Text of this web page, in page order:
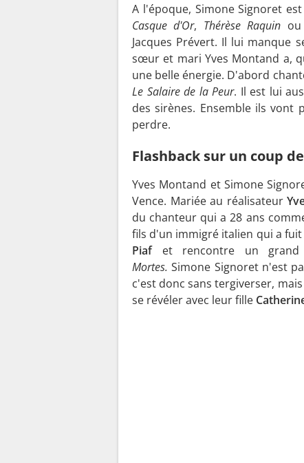
A l'époque, Simone Signoret
Casque d'Or, Thérèse Raquin
Jacques Prévert. Il lui manque
sœur et mari Yves Montand a,
une belle énergie. D'abord
Le Salaire de la Peur. Il est lui
des sirènes. Ensemble ils
perdre.
Flashback sur un coup
Yves Montand et Simone
Vence. Mariée au réalisateur
du chanteur qui a 28 ans
fils d'un immigré italien qui a
Piaf et rencontre un
Mortes. Simone Signoret n'est
c'est donc sans tergiverser,
se révéler avec leur fille